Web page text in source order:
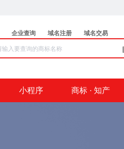
企业查询 域名注册 域名交易
小程序 商标 · 知产